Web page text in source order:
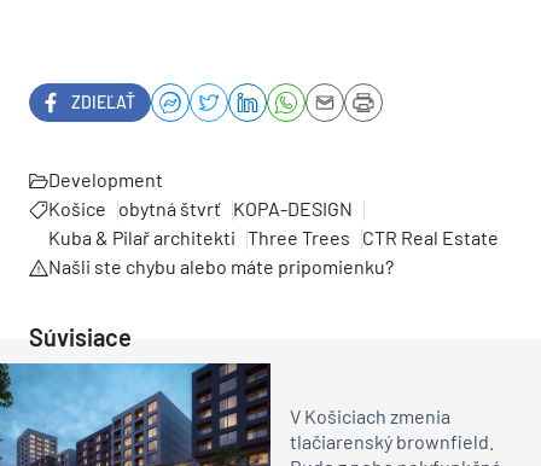
ZDIEĽAŤ
Development
Košice
obytná štvrť KOPA-DESIGN
Kuba & Pilař architekti Three Trees
CTR Real Estate
Našli ste chybu alebo máte pripomienku?
Súvisiace
V Košiciach zmenia
tlačiarenský brownfield.